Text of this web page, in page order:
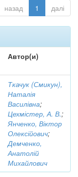
назад 1 далі
Автор(и)
Ткачук (Смикун),
Наталія
Василівна;
Цехмістер, А. В.;
Янченко, Віктор
Олексійович;
Демченко,
Анатолій
Михайлович